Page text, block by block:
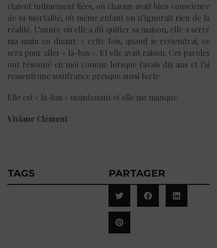
étaient intimement liées, où chacun avait bien conscience
de sa mortalité, où même enfant on n’ignorait rien de la
réalité. L’année où elle a dû quitter sa maison, elle a serré
ma main en disant: « cette fois, quand je reviendrai, ce
sera pour aller « là-bas ». Et elle avait raison. Ces paroles
ont résonné en moi comme lorsque j’avais dix ans et j’ai
ressenti une souffrance presque aussi forte.
Elle est « là-bas » maintenant et elle me manque.
Viviane Clément
TAGS PARTAGER